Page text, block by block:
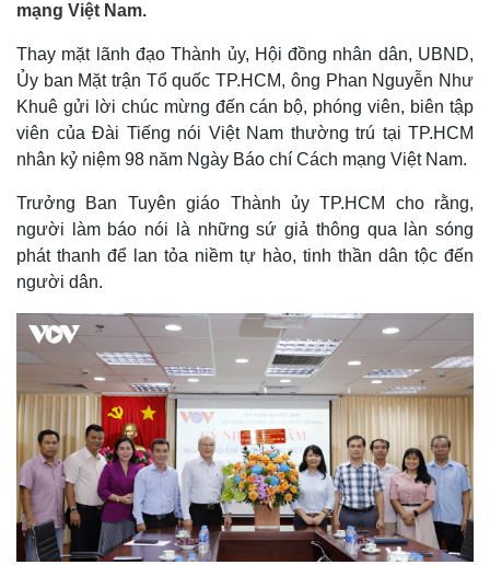
mạng Việt Nam.
Thay mặt lãnh đạo Thành ủy, Hội đồng nhân dân, UBND,
Ủy ban Mặt trận Tổ quốc TP.HCM, ông Phan Nguyễn Như
Khuê gửi lời chúc mừng đến cán bộ, phóng viên, biên tập
viên của Đài Tiếng nói Việt Nam thường trú tại TP.HCM
nhân kỷ niệm 98 năm Ngày Báo chí Cách mạng Việt Nam.
Trưởng Ban Tuyên giáo Thành ủy TP.HCM cho rằng,
người làm báo nói là những sứ giả thông qua làn sóng
phát thanh để lan tỏa niềm tự hào, tinh thần dân tộc đến
người dân.